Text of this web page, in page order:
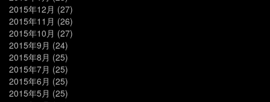
2015年12月 (27)
2015年11月 (26)
2015年10月 (27)
2015年9月 (24)
2015年8月 (25)
2015年7月 (25)
2015年6月 (25)
2015年5月 (25)